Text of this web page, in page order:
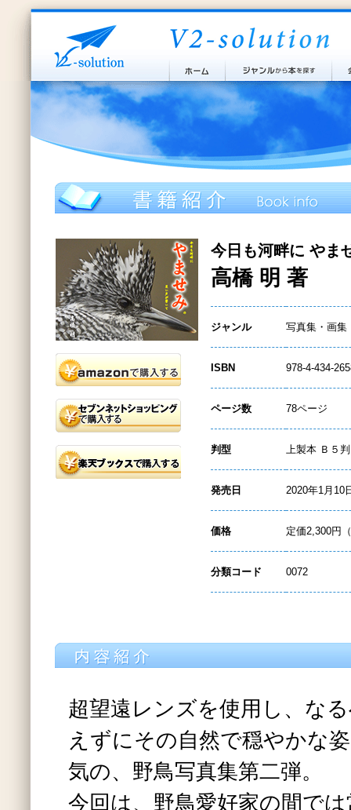
今日も河畔に やま
高橋 明 著
ジャンル 写真集・画集
ISBN 978-4-434-
ページ数 78ページ
判型 上製本 Ｂ５判
発売日 2020年1月10
価格 定価2,300円
分類コード 0072
超望遠レンズを使用し、な
えずにその自然で穏やかな
気の、野鳥写真集第二弾。
今回は、野鳥愛好家の間で